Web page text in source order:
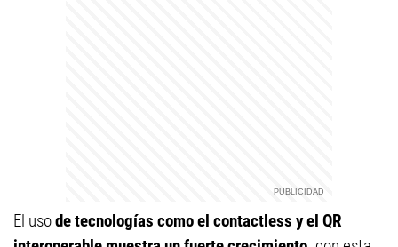
El usode tecnologías como el contactless y el QR